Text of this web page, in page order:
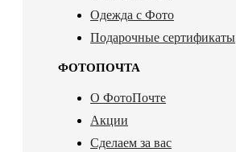
Одежда с Фото
Подарочные сертификаты
ФОТОПОЧТА
О ФотоПочте
Акции
Сделаем за вас